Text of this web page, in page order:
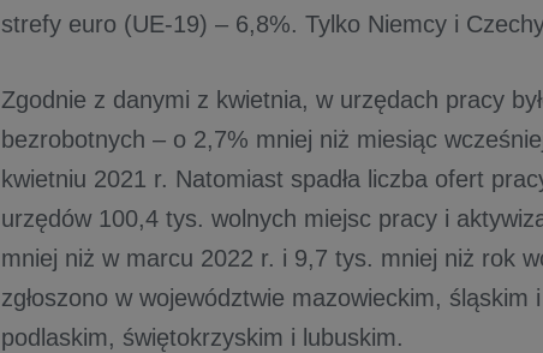
strefy euro (UE-19) – 6,8%. Tylko Niemcy i
Zgodnie z danymi z kwietnia, w urzędach pracy
bezrobotnych – o 2,7% mniej niż miesiąc
kwietniu 2021 r. Natomiast spadła liczba ofert
urzędów 100,4 tys. wolnych miejsc pracy i
mniej niż w marcu 2022 r. i 9,7 tys. mniej niż rok
zgłoszono w województwie mazowieckim,
podlaskim, świętokrzyskim i lubuskim.